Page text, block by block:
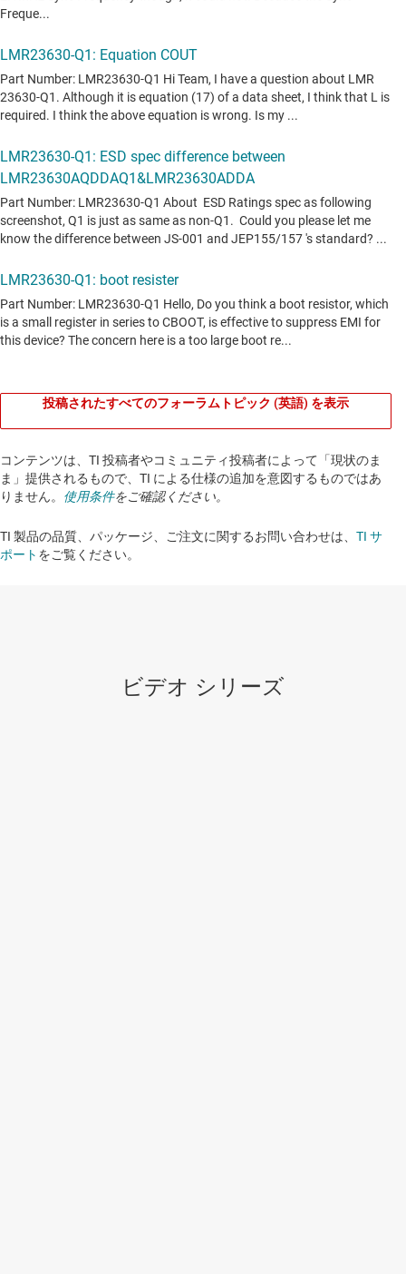
投稿されたすべてのフォーラムトピック (英語) を表示
コンテンツは、TI 投稿者やコミュニティ投稿者によって「現状のま
ま」提供されるもので、TI による仕様の追加を意図するものではあ
りません。 使用条件をご確認ください。
TI 製品の品質、パッケージ、ご注文に関するお問い合わせは、 TI サ
ポート をご覧ください。​​​​​​​​​​​​​​
ビデオ シリーズ